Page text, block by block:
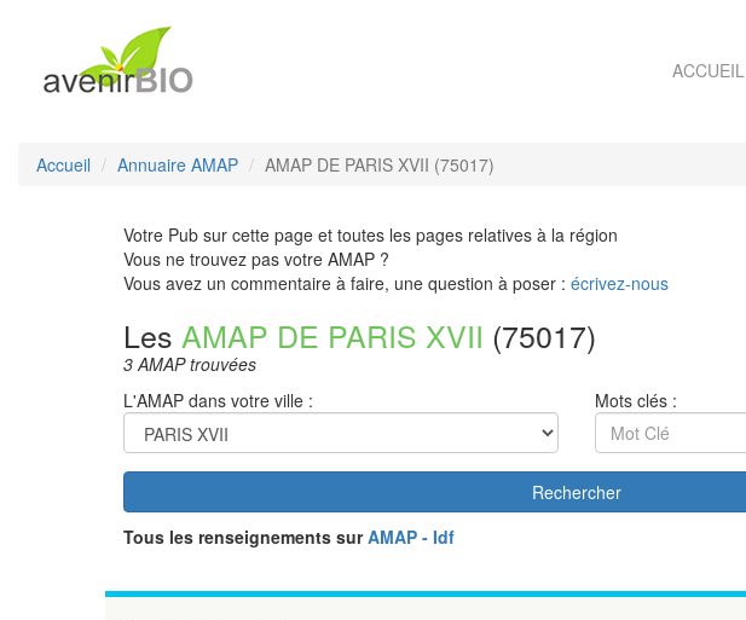
ACCUEIL
Accueil Annuaire AMAP AMAP DE PARIS XVII (75017)
Votre Pub sur cette page et toutes les pages relatives à la région
Vous ne trouvez pas votre AMAP ?
Vous avez un commentaire à faire, une question à poser : écrivez-nous
Les AMAP DE PARIS XVII (75017)
3 AMAP trouvées
L'AMAP dans votre ville :
Mots clés :
Rechercher
Tous les renseignements surAMAP - Idf